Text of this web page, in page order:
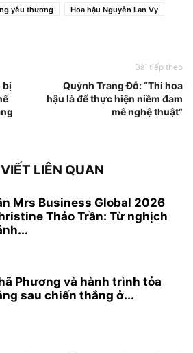
yêu thương
Hoa hậu Nguyễn Lan Vy
bị
Bài tiếp theo
Quỳnh Trang Đỗ: “Thi hoa
hậu là để thực hiện niềm đam
mê nghệ thuật”
LIÊN QUAN
Mrs Business Global 2026
Thảo Trần: Từ nghịch
Phương và hành trình tỏa
sau chiến thắng ở...